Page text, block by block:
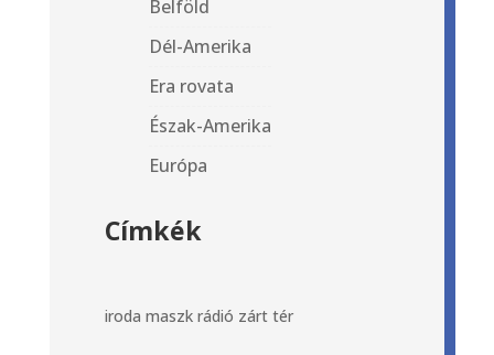
Belföld
Dél-Amerika
Era rovata
Észak-Amerika
Európa
Címkék
iroda maszk rádió zárt tér